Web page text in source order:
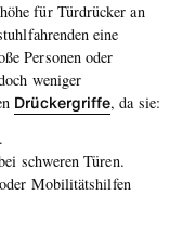
für Türdrücker an
eine
Personen oder
weniger
Drückergriffe, da sie:
schweren Türen.
Mobilitätshilfen